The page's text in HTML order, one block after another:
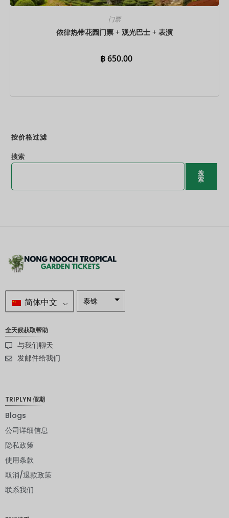
门票
侬律热带花园门票 + 观光巴士 + 表演
฿650.00
按价格过滤
搜索
搜
索
简体中文 泰铢
全天候获取帮助
与我们聊天
发邮件给我们
TRIPLYN 假期
Blogs
公司详细信息
隐私政策
使用条款
取消/退款政策
联系我们